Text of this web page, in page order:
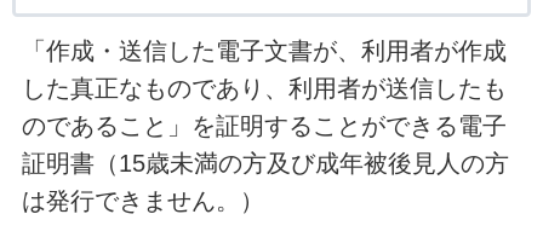
「作成・送信した電子文書が、利用者が作成
した真正なものであり、利用者が送信したも
のであること」を証明することができる電子
証明書（15歳未満の方及び成年被後見人の方
は発行できません。）